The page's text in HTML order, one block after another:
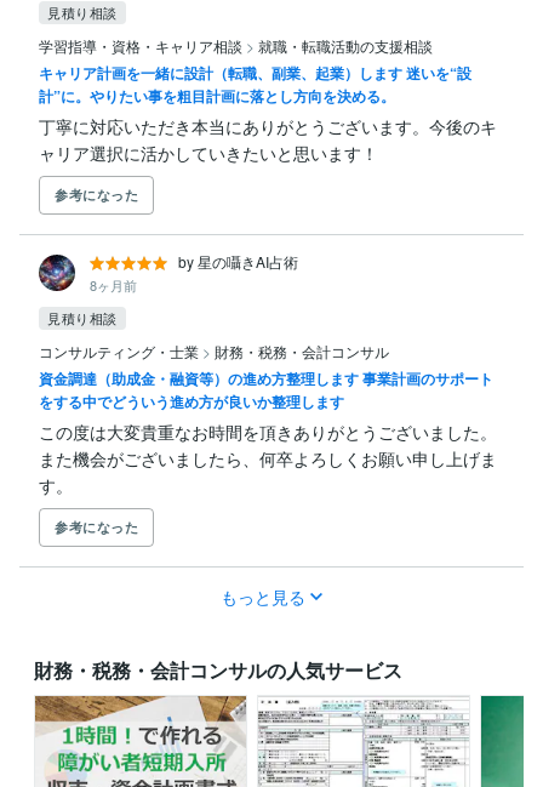
見積り相談
学習指導・資格・キャリア相談 > 就職・転職活動の支援相談
キャリア計画を一緒に設計（転職、副業、起業）します 迷いを“設
計”に。やりたい事を粗目計画に落とし方向を決める。
丁寧に対応いただき本当にありがとうございます。今後のキ
ャリア選択に活かしていきたいと思います！
参考になった
by 星の囁きAI占術
8ヶ月前
見積り相談
コンサルティング・士業 > 財務・税務・会計コンサル
資金調達（助成金・融資等）の進め方整理します 事業計画のサポート
をする中でどういう進め方が良いか整理します
この度は大変貴重なお時間を頂きありがとうございました。
また機会がございましたら、何卒よろしくお願い申し上げま
す。
参考になった
もっと見る
財務・税務・会計コンサルの人気サービス